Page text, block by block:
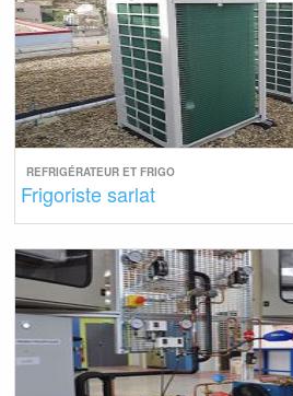
REFRIGÉRATEUR ET FRIGO
Frigoriste sarlat